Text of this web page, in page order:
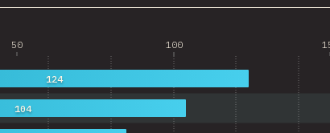
50 100
104
124